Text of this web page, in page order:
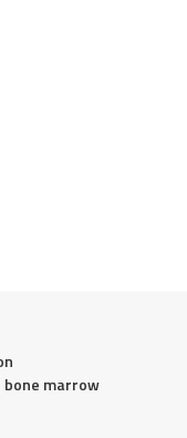
marrow